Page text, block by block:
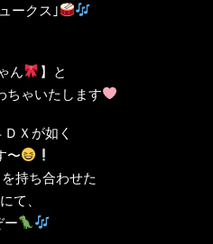
ークス｣
ん
】と
ちゃいたします
Ｘが如く
〜
を持ち合わせた
て、
ー